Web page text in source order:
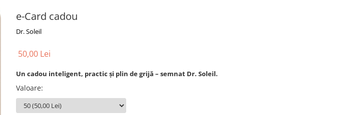
e-Card cadou
Dr. Soleil
50,00 Lei
Un cadou inteligent, practic și plin de grijă – semnat Dr. Soleil.
Valoare: